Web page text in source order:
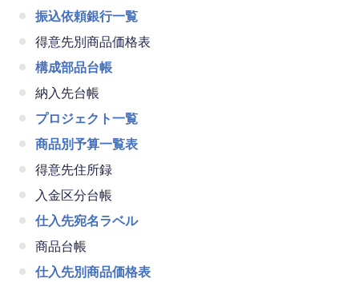
振込依頼銀行一覧
得意先別商品価格表
構成部品台帳
納入先台帳
プロジェクト一覧
商品別予算一覧表
得意先住所録
入金区分台帳
仕入先宛名ラベル
商品台帳
仕入先別商品価格表